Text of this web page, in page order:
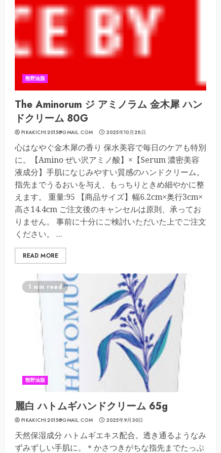
熊野油脂
The Aminorum ジ アミノラム 金木犀 ハン
ドクリーム 80G
PIKAKICHI2015@GMAIL.COM 2025年10月28日
心はなやぐ金木犀の香り 保水美容で毎日のケアも特別
に。【Amino ぜい沢アミノ酸】×【Serum 濃密美容
液成分】手肌になじみやすい質感のハンドクリーム。
指先までうるおいを与え、もっちりときめ細やかに整
えます。 重量:95 【商品サイズ】幅6.2cm×奥行3cm×
高さ14.4cm ご注文後のキャンセルは原則、承ってお
りません。 事前に十分にご検討いただいた上でご注文
ください。 ...
READ MORE
1 min read
熊野油脂
麗白 ハトムギハンドクリーム 65g
PIKAKICHI2015@GMAIL.COM 2025年9月30日
天然保湿成分 ハトムギエキス配合。透き通るようなみ
ずみずしい手肌に。＊かさつきがちな指先までたっぷ